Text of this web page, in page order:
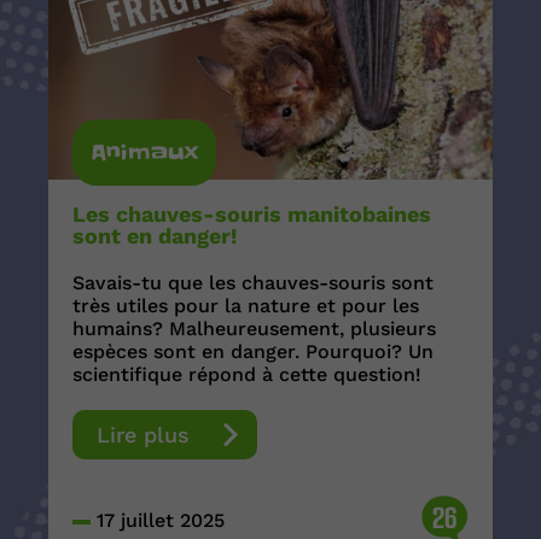
Animaux
Les chauves-souris manitobaines
sont en danger!
Savais-tu que les chauves-souris sont
très utiles pour la nature et pour les
humains? Malheureusement, plusieurs
espèces sont en danger. Pourquoi? Un
scientifique répond à cette question!
Lire plus
17 juillet 2025 26